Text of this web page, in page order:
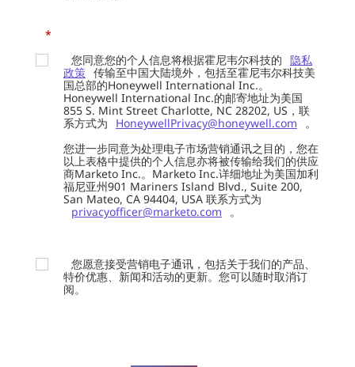
*
您同意您的个人信息将根据霍尼韦尔科技的 隐私
政策 传输至中国大陆境外，包括至霍尼韦尔科技美
国总部的Honeywell International Inc.。
Honeywell International Inc.的邮寄地址为美国
855 S. Mint Street Charlotte, NC 28202, US，联
系方式为
HoneywellPrivacy@honeywell.com
。
您进一步同意为处理电子市场营销通讯之目的，您在
以上表格中提供的个人信息亦将被传输给我们的供应
商Marketo Inc.。Marketo Inc.详细地址为美国加利
福尼亚州901 Mariners Island Blvd., Suite 200,
San Mateo, CA 94404, USA 联系方式为
privacyofficer@marketo.com
。
您愿意接受营销电子通讯，包括关于我们的产品、
特价优惠、新闻和活动的更新。您可以随时取消订
阅。